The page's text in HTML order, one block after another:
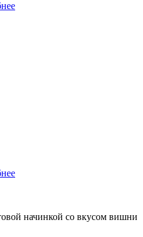
начинкой со вкусом вишни